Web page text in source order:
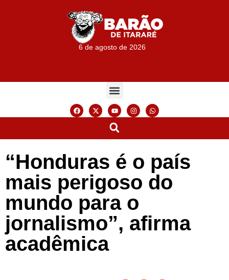
6 de agosto de 2026
“Honduras é o país
mais perigoso do
mundo para o
jornalismo”, afirma
acadêmica